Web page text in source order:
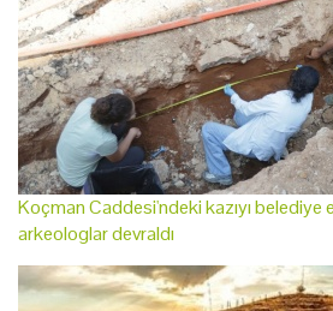
Koçman Caddesi'ndeki kazıyı belediye
arkeologlar devraldı